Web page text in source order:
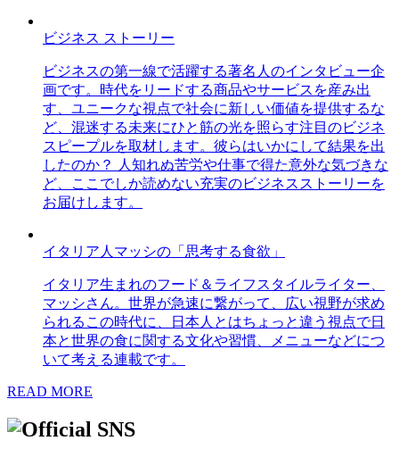
ビジネス ストーリー
ビジネスの第一線で活躍する著名人のインタビュー企
画です。時代をリードする商品やサービスを産み出
す、ユニークな視点で社会に新しい価値を提供するな
ど、混迷する未来にひと筋の光を照らす注目のビジネ
スピープルを取材します。彼らはいかにして結果を出
したのか？ 人知れぬ苦労や仕事で得た意外な気づきな
ど、ここでしか読めない充実のビジネスストーリーを
お届けします。
イタリア人マッシの「思考する食欲」
イタリア生まれのフード＆ライフスタイルライター、
マッシさん。世界が急速に繋がって、広い視野が求め
られるこの時代に、日本人とはちょっと違う視点で日
本と世界の食に関する文化や習慣、メニューなどにつ
いて考える連載です。
READ MORE